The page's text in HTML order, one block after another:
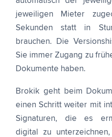
jeweiligen Mieter
Sekunden statt in
brauchen. Die
Sie immer Zugang zu
Dokumente haben.
Brokik geht beim
einen Schritt weiter mit
Signaturen, die es
digital zu